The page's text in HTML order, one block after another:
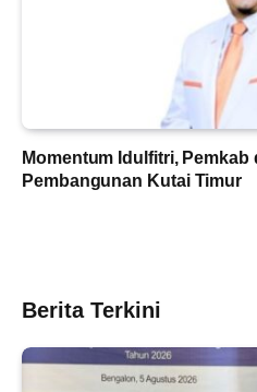
Momentum Idulfitri, Pemkab
Pembangunan Kutai Timur
Berita Terkini